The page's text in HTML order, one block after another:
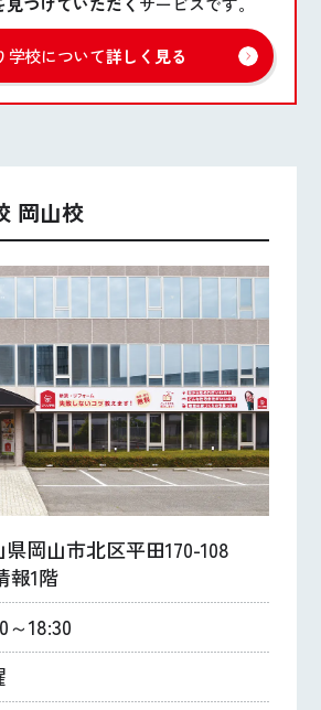
ー
学校について詳しく見る
岡山校
県岡山市北区平田170-108
報1階
～18:30